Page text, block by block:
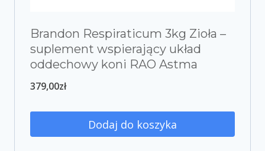
Brandon Respiraticum 3kg Zioła –
suplement wspierający układ
oddechowy koni RAO Astma
379,00zł
Dodaj do koszyka